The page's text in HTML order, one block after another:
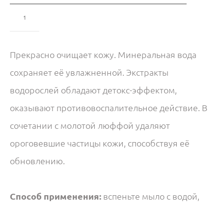
Прекрасно очищает кожу. Минеральная вода
сохраняет её увлажненной. Экстракты
водорослей обладают детокс-эффектом,
оказывают противовоспалительное действие. В
сочетании с молотой люффой удаляют
ороговевшие частицы кожи, способствуя её
обновлению.
Способ применения: вспеньте мыло с водой,